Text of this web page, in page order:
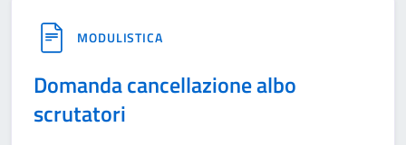
MODULISTICA
Domanda cancellazione albo
scrutatori